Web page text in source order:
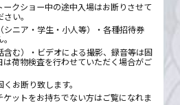
ークショー中の途中入場はお断りさせて
い。
シニア・学生・小人等）・各種招待券
含む）・ビデオによる撮影、録音等は固
は荷物検査を行わせていただく場合がご
お断り致します。
ットをお持ちでない方はご覧になれま